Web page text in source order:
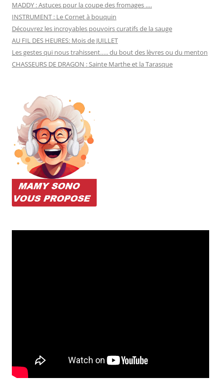
MADDY : Astuces pour la coupe des fromages ….
INSTRUMENT : Le Cornet à bouquin
Découvrez les incroyables pouvoirs curatifs de la sauge
AU FIL DES HEURES: Mois de JUILLET
Les gestes qui nous trahissent….. du bout des lèvres ou du menton
CHASSEURS DE DRAGON : Sainte Marthe et la Tarasque